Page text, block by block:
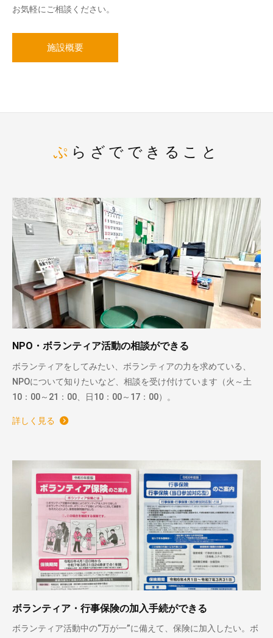
お気軽にご相談ください。
施設概要
ぷらざでできること
NPO・ボランティア活動の相談ができる
ボランティアをしてみたい、ボランティアの力を求めている、
NPOについて知りたいなど、相談を受け付けています（火～土
10：00～21：00、日10：00～17：00）。
詳しく見る
ボランティア・行事保険の加入手続ができる
ボランティア活動中の“万が一”に備えて、保険に加入したい。ボ